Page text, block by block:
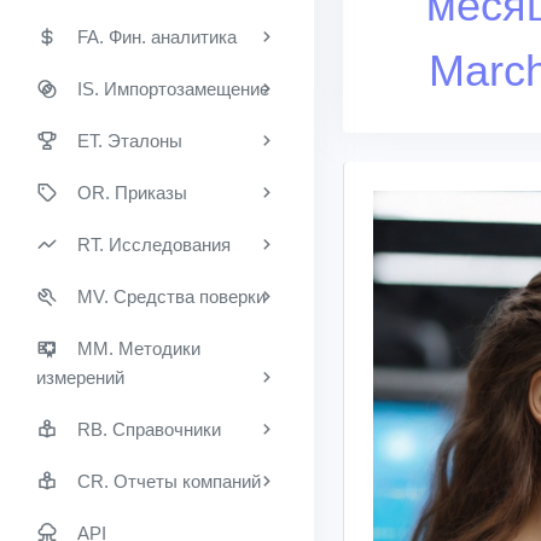
FA. Фин. аналитика
IS. Импортозамещение
ET. Эталоны
OR. Приказы
RT. Исследования
MV. Средства поверки
MM. Методики
измерений
RB. Справочники
CR. Отчеты компаний
API